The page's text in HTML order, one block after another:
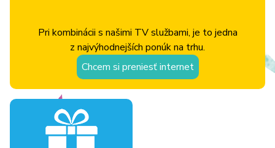
Pri kombinácii s našimi TV službami, je to jedna
z najvýhodnejších ponúk na trhu.
Chcem si preniesť internet